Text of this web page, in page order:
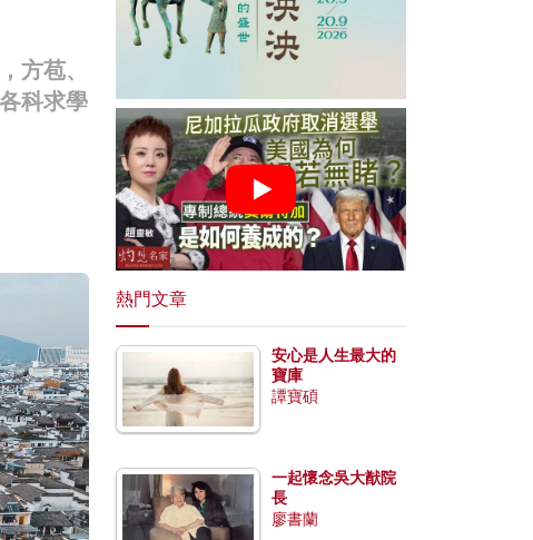
方苞、
科求學
熱門文章
安心是人生最大的
寶庫
譚寶碩
一起懷念吳大猷院
長
廖書蘭